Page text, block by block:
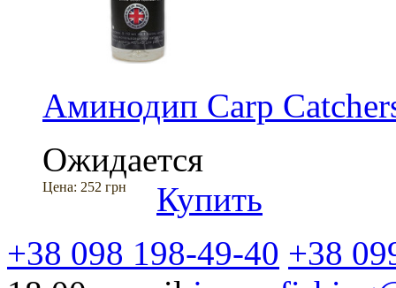
Аминодип Carp
Ожидается
Цена: 252 грн
Купить
+38 098 198-49-40 +38